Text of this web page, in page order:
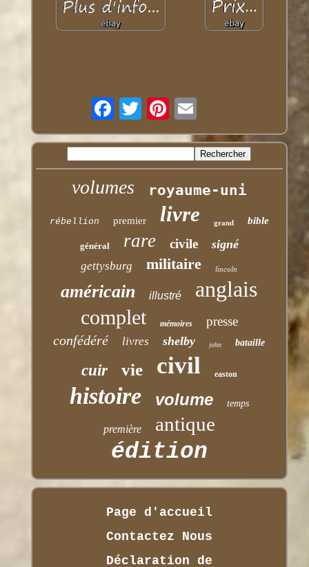
volumes royaume-uni
rébellion premier livre grand bible
général rare civile signé
gettysburg militaire lincoln
américain illustré anglais
complet mémoires presse
confédéré livres shelby john bataille
cuir vie civil easton
histoire volume temps
première antique
édition
Page d'accueil
Contactez Nous
Déclaration de